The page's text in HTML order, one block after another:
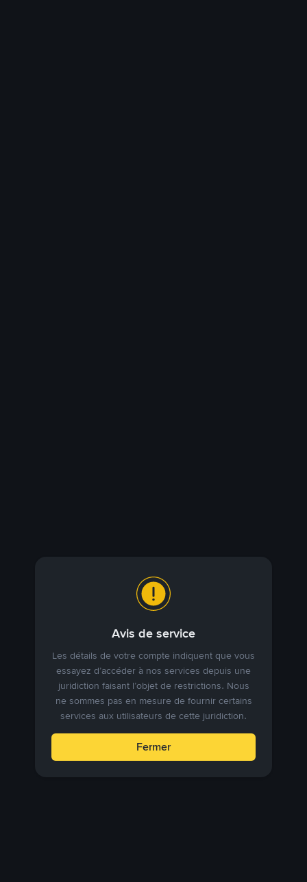
Avis de service
Les détails de votre compte indiquent que vous
essayez d’accéder à nos services depuis une
juridiction faisant l’objet de restrictions. Nous
ne sommes pas en mesure de fournir certains
services aux utilisateurs de cette juridiction.
Fermer